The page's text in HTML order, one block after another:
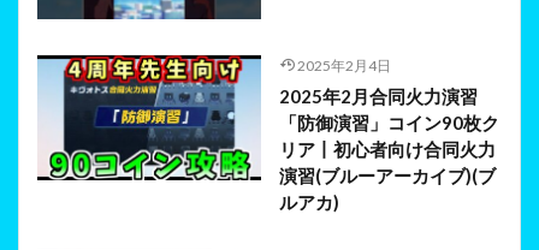
2025年2月4日
2025年2月合同火力演習
「防御演習」コイン90枚ク
リア丨初心者向け合同火力
演習(ブルーアーカイブ)(ブ
ルアカ)